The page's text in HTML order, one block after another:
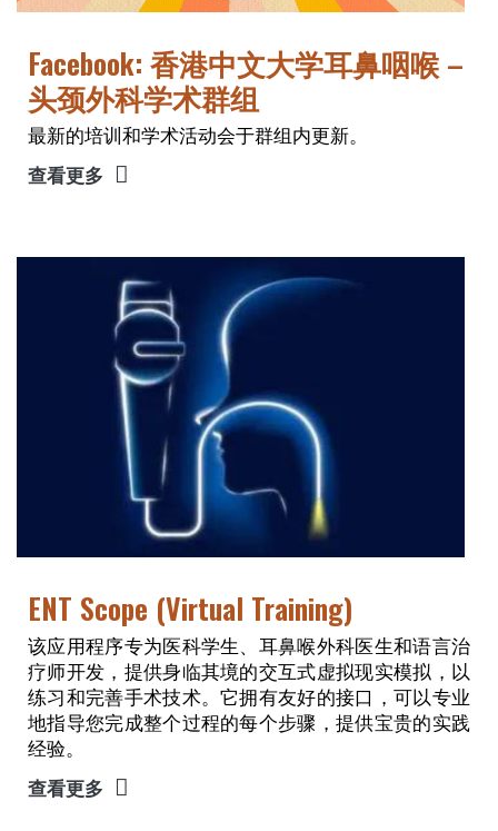
Facebook: 香港中文大学耳鼻咽喉 –
头颈外科学术群组
最新的培训和学术活动会于群组内更新。
查看更多
ENT Scope (Virtual Training)
该应用程序专为医科学生、耳鼻喉外科医生和语言治
疗师开发，提供身临其境的交互式虚拟现实模拟，以
练习和完善手术技术。它拥有友好的接口，可以专业
地指导您完成整个过程的每个步骤，提供宝贵的实践
经验。
查看更多